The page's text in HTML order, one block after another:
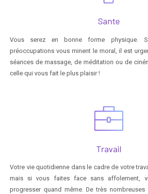
Sante
Vous serez en bonne forme physique.
préoccupations vous minent le moral, il est
séances de massage, de méditation ou de
celle qui vous fait le plus plaisir !
Travail
Votre vie quotidienne dans le cadre de votre
mais si vous faites face sans affolement,
progresser quand même. De très